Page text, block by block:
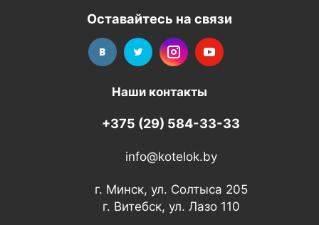
Оставайтесь на связи
Наши контакты
+375 (29) 584-33-33
info@kotelok.by
г. Минск, ул. Солтыса 205
г. Витебск, ул. Лазо 110